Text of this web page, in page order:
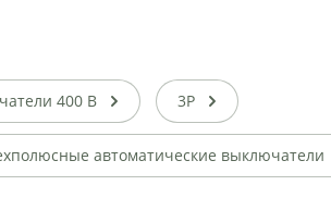
400 В 3P
автоматические выключатели